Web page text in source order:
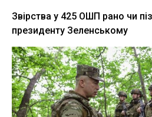
Звірства у 425 ОШП рано чи
президенту Зеленському